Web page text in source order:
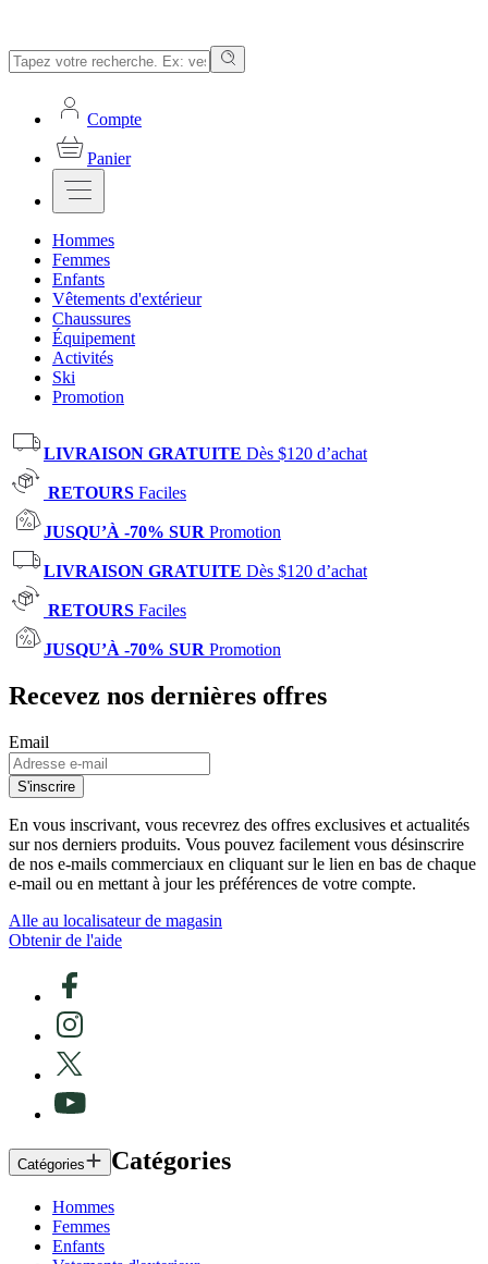
Compte
Panier
Hommes
Femmes
Enfants
Vêtements d'extérieur
Chaussures
Équipement
Activités
Ski
Promotion
LIVRAISON GRATUITE Dès $120 d’achat
RETOURS Faciles
JUSQU’À -70% SUR Promotion
LIVRAISON GRATUITE Dès $120 d’achat
RETOURS Faciles
JUSQU’À -70% SUR Promotion
Recevez nos dernières offres
Email
S'inscrire
En vous inscrivant, vous recevrez des offres exclusives et actualités
sur nos derniers produits. Vous pouvez facilement vous désinscrire
de nos e-mails commerciaux en cliquant sur le lien en bas de chaque
e-mail ou en mettant à jour les préférences de votre compte.
Alle au localisateur de magasin
Obtenir de l'aide
Catégories Catégories
Hommes
Femmes
Enfants